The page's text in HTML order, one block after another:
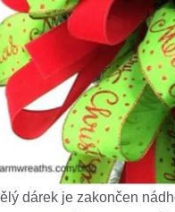
dárek je zakončen